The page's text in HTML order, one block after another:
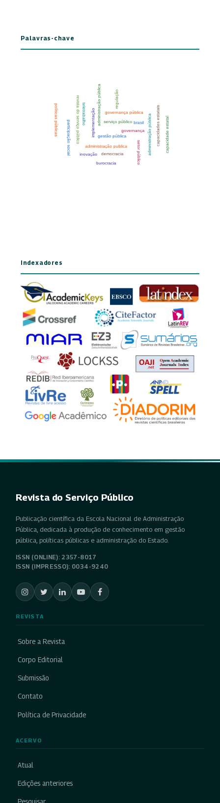
Palavras-chave
Indexadores
Revista do Serviço Público
Publicação científica da Escola Nacional de Administração
Pública, dedicada à produção de conhecimento em gestão
pública, políticas públicas e administração do Estado.
ISSN (ONLINE): 2357-8017
ISSN (IMPRESSO): 0034-9240
REVISTA
Sobre a Revista
Corpo Editorial
Submissão
Contato
Política de Privacidade
ACERVO
Atual
Edições anteriores